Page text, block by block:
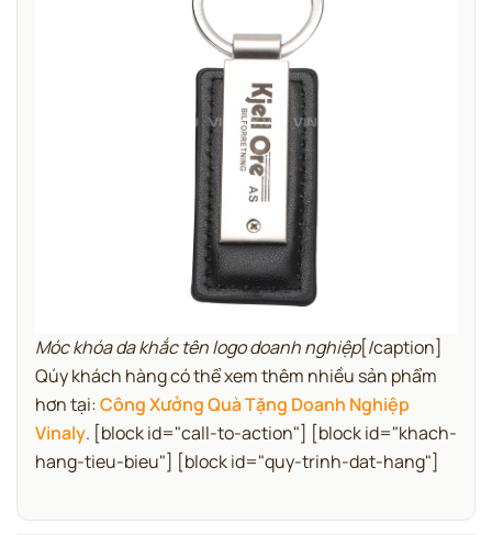
Móc khóa da khắc tên logo doanh nghiệp[/caption]
Qúy khách hàng có thể xem thêm nhiều sản phẩm
hơn tại:Công Xưởng Quà Tặng Doanh Nghiệp
Vinaly. [block id="call-to-action"] [block id="khach-
hang-tieu-bieu"] [block id="quy-trinh-dat-hang"]